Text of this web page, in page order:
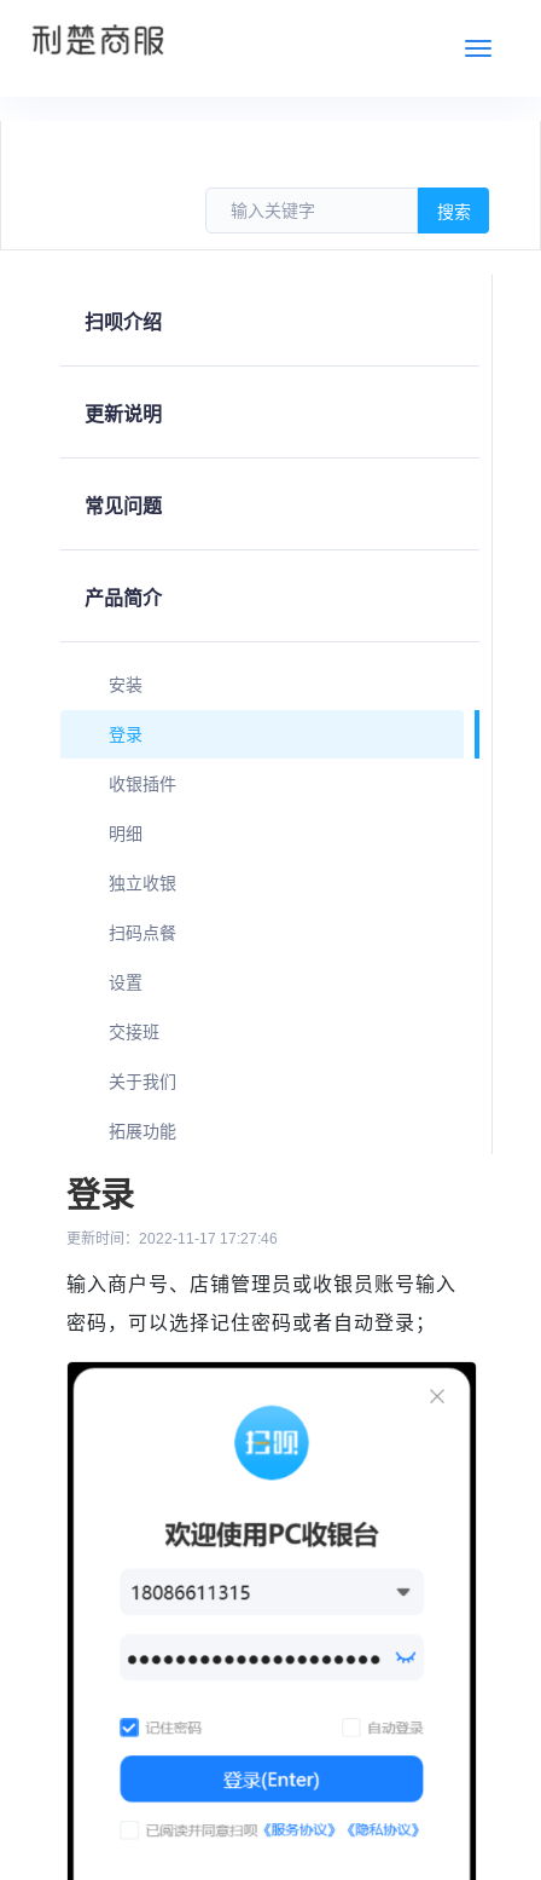
切
扫呗介绍
更新说明
常见问题
产品简介
安装
登录
收银插件
明细
独立收银
扫码点餐
设置
交接班
关于我们
拓展功能
登录
更新时间：2022-11-17 17:27:46
输入商户号、店铺管理员或收银员账号输入
密码，可以选择记住密码或者自动登录；